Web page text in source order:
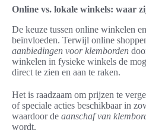
Online vs. lokale winkels: waar
De keuze tussen online winkelen
beïnvloeden. Terwijl online
aanbiedingen voor klemborden
winkelen in fysieke winkels de
direct te zien en aan te raken.
Het is raadzaam om prijzen te
of speciale acties beschikbaar in
waardoor de aanschaf van
wordt.